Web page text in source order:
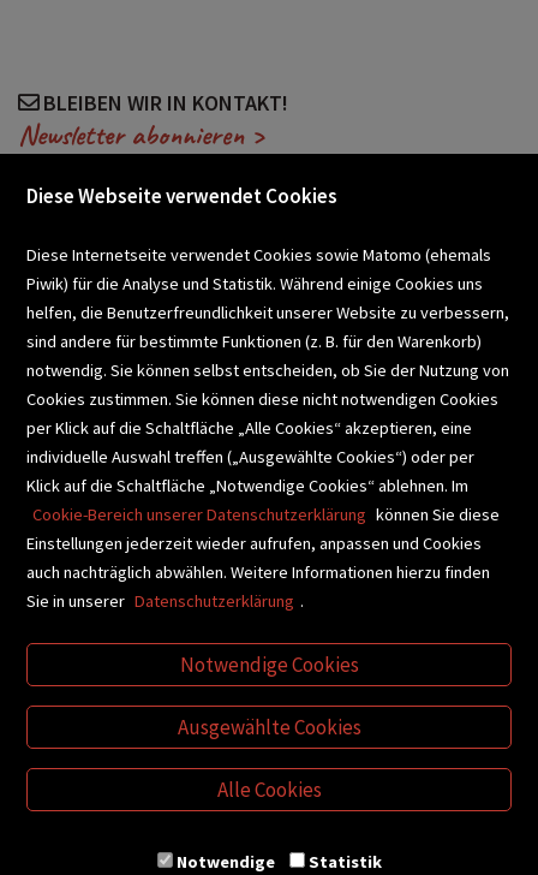
BLEIBEN WIR IN KONTAKT!
Newsletter abonnieren >
SCHULBUCHSERVICE
BUCHEMPFEHLUNGEN
BIBLIOTHEKSSERVICE
VIDEO-TIPPS
VERTRAG WIDERRUFEN
© Buchhandlung Plautz GmbH
Diese Webseite verwendet Cookies
Diese Internetseite verwendet Cookies sowie Matomo (ehemals
Piwik) für die Analyse und Statistik. Während einige Cookies uns
helfen, die Benutzerfreundlichkeit unserer Website zu verbessern,
sind andere für bestimmte Funktionen (z. B. für den Warenkorb)
notwendig. Sie können selbst entscheiden, ob Sie der Nutzung von
Cookies zustimmen. Sie können diese nicht notwendigen Cookies
per Klick auf die Schaltfläche „Alle Cookies“ akzeptieren, eine
individuelle Auswahl treffen („Ausgewählte Cookies“) oder per
Klick auf die Schaltfläche „Notwendige Cookies“ ablehnen. Im
Cookie-Bereich unserer Datenschutzerklärung können Sie diese
Einstellungen jederzeit wieder aufrufen, anpassen und Cookies
auch nachträglich abwählen. Weitere Informationen hierzu finden
Sie in unserer Datenschutzerklärung .
Notwendige Cookies
Ausgewählte Cookies
Alle Cookies
Notwendige Statistik